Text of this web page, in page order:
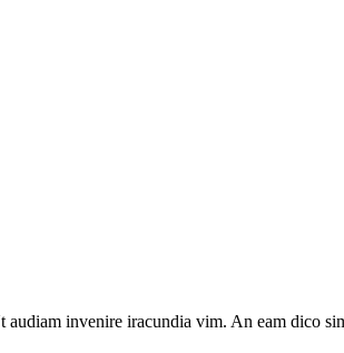
invenire iracundia vim. An eam dico